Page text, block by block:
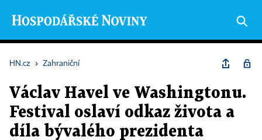
HN.cz › Zahraniční
Václav Havel ve Washingtonu.
Festival oslaví odkaz života a
díla bývalého prezidenta